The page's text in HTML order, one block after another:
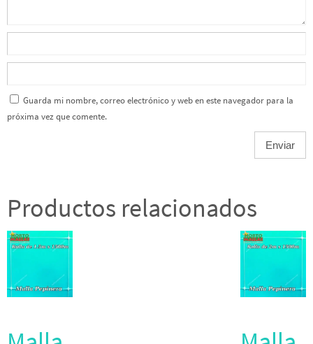
Guarda mi nombre, correo electrónico y web en este navegador para la
próxima vez que comente.
Productos relacionados